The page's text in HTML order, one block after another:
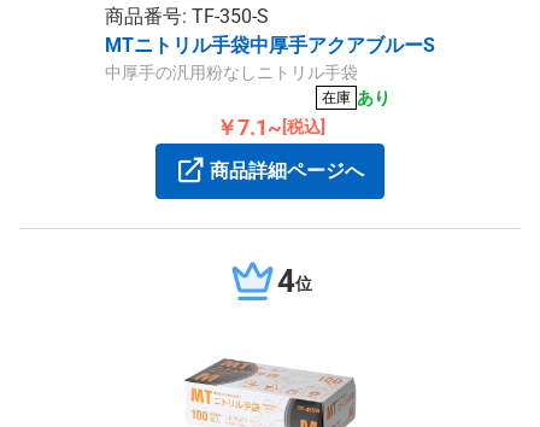
商品番号: TF-350-S
MTニトリル手袋中厚手アクアブルーS
中厚手の汎用粉なしニトリル手袋
在庫 あり
￥7.1~ [税込]
商品詳細ページへ
4位